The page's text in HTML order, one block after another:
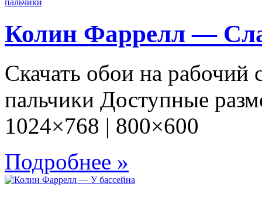
Колин Фаррелл —
Скачать обои на
пальчики Доступные
1024×768 | 800×600
Подробнее »